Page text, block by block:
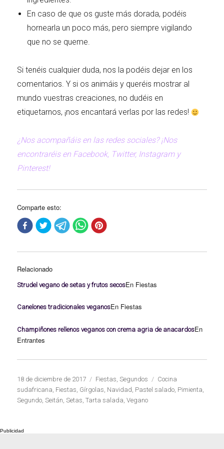
En caso de que os guste más dorada, podéis
hornearla un poco más, pero siempre vigilando
que no se queme.
Si tenéis cualquier duda, nos la podéis dejar en los
comentarios. Y si os animáis y queréis mostrar al
mundo vuestras creaciones, no dudéis en
etiquetarnos, ¡nos encantará verlas por las redes!
¿Nos acompañáis en las redes sociales? ¡Nos
encontraréis en Facebook, Twitter, Instagram y
Pinterest!
Comparte esto:
Relacionado
Strudel vegano de setas y frutos secosEn Fiestas
Canelones tradicionales veganosEn Fiestas
Champiñones rellenos veganos con crema agria de anacardosEn
Entrantes
Publicado
el
18 de diciembre de 2017 Categorías
Fiestas,Segundos Etiquetas
Cocina
sudafricana, Fiestas, Gírgolas, Navidad, Pastel salado, Pimienta,
Segundo,Seitán,Setas,Tarta salada,Vegano